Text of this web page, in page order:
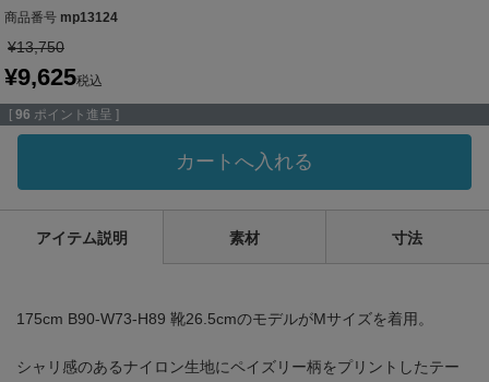
商品番号 mp13124
¥13,750
¥9,625税込
[ 96 ポイント進呈 ]
カートへ入れる
アイテム説明 素材 寸法
175cm B90-W73-H89 靴26.5cmのモデルがMサイズを着用。
シャリ感のあるナイロン生地にペイズリー柄をプリントしたテー